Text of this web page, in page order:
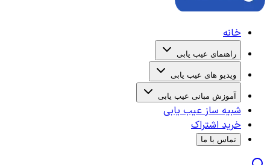
خانه
راهنمای عیب یابی
ویدیو های عیب یابی
آموزش مبانی عیب یابی
شبیه ساز عیب یابی
خرید اشتراک
تماس با ما